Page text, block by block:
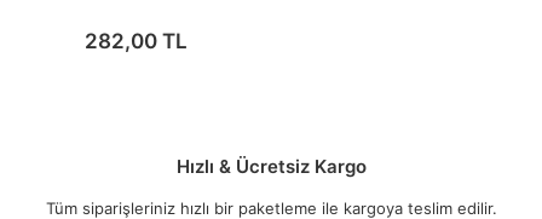
282,00 TL
Hızlı & Ücretsiz Kargo
Tüm siparişleriniz hızlı bir paketleme ile kargoya teslim edilir.